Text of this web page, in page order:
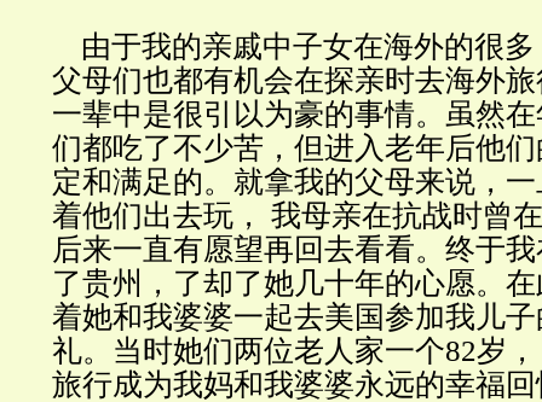
由于我的亲戚中子女在海外的很多
父母们也都有机会在探亲时去海外
一辈中是很引以为豪的事情。虽然
们都吃了不少苦，但进入老年后他
定和满足的。就拿我的父母来说，
着他们出去玩， 我母亲在抗战时曾
后来一直有愿望再回去看看。终于
了贵州，了却了她几十年的心愿。
着她和我婆婆一起去美国参加我儿
礼。当时她们两位老人家一个82岁
旅行成为我妈和我婆婆永远的幸福